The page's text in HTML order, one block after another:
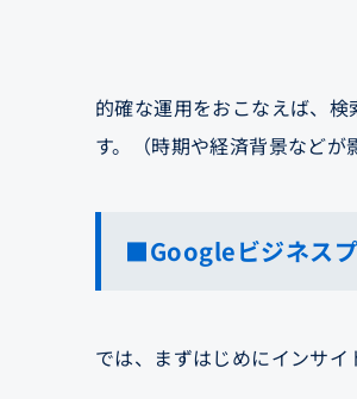
的確な運用をおこなえば、
す。（時期や経済背景などが
■Googleビジネスプ
では、まずはじめにインサイ